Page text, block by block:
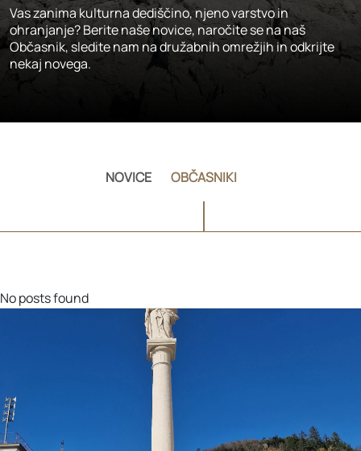
Vas zanima kulturna dediščino, njeno varstvo in
ohranjanje? Berite naše novice, naročite se na naš
Občasnik, sledite nam na družabnih omrežjih in odkrijte
nekaj novega.
NOVICE OBČASNIKI
No posts found